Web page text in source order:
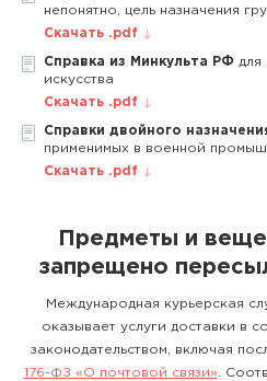
непонятно, цель назначения
Скачать .pdf
Справка из Минкульта РФ для
искусства
Скачать .pdf
Справки двойного
применимых в военной
Скачать .pdf
Предметы и
запрещено
Международная курьерская
оказывает услуги доставки в
законодательством, включая
176-ФЗ «О почтовой связи» .